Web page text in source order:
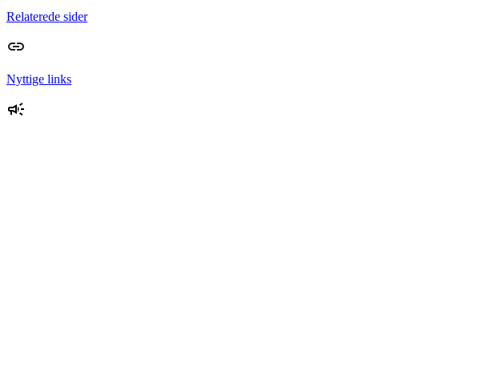
Relaterede sider
Nyttige links